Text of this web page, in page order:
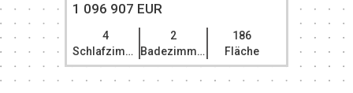
1 096 907 EUR
4
Schlafzimmer
2
Badezimmer
186
Fläche